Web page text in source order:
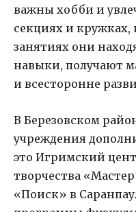
важны хобби и
секциях и
занятиях они
навыки, получают
и всесторонне
В Березовском
учреждения
это Игримский
творчества
«Поиск» в